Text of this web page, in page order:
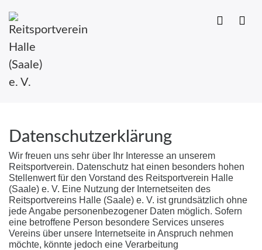
Zum
springen
Datenschutz
Datenschutzerklärung
Wir freuen uns sehr über Ihr Interesse an unserem
Reitsportverein. Datenschutz hat einen besonders hohen
Stellenwert für den Vorstand des Reitsportverein Halle
(Saale) e. V. Eine Nutzung der Internetseiten des
Reitsportvereins Halle (Saale) e. V. ist grundsätzlich ohne
jede Angabe personenbezogener Daten möglich. Sofern
eine betroffene Person besondere Services unseres
Vereins über unsere Internetseite in Anspruch nehmen
möchte, könnte jedoch eine Verarbeitung